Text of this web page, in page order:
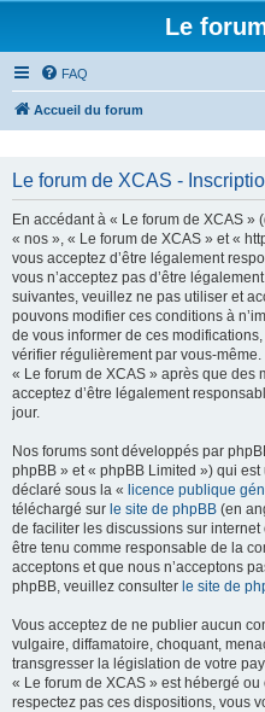
Le
FAQ
Accueil du forum
Le forum de XCAS -
En accédant à « Le forum de XCAS
« nos », « Le forum de XCAS » et «
vous acceptez d’être légalement
vous n’acceptez pas d’être
suivantes, veuillez ne pas utiliser et
pouvons modifier ces conditions à
de vous informer de ces
vérifier régulièrement par vous-
« Le forum de XCAS » après que des
acceptez d’être légalement
jour.
Nos forums sont développés par
phpBB » et « phpBB Limited ») qui
déclaré sous la « licence publique
téléchargé sur le site de phpBB (en
de faciliter les discussions sur
être tenu comme responsable de la
acceptons et que nous n’acceptons
phpBB, veuillez consulter le site de
Vous acceptez de ne publier aucun
vulgaire, diffamatoire, choquant,
transgresser la législation de votre
« Le forum de XCAS » est hébergé
respectez pas ces dispositions, vous